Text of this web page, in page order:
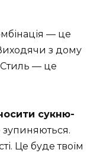
— це
з дому
— це
сукню-
Це буде твоїм